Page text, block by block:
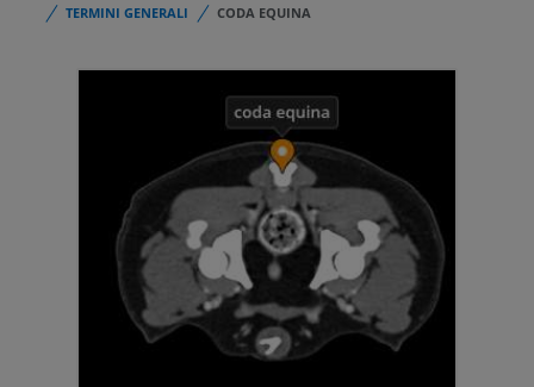
TERMINI GENERALI
CODA EQUINA